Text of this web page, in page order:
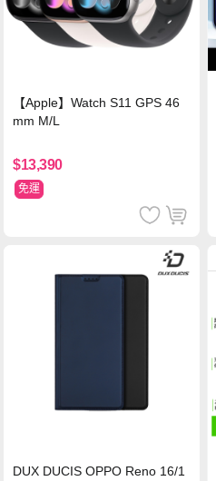
【Apple】Watch S11 GPS 46
mm M/L
$13,390
免運
DUX DUCIS OPPO Reno 16/1